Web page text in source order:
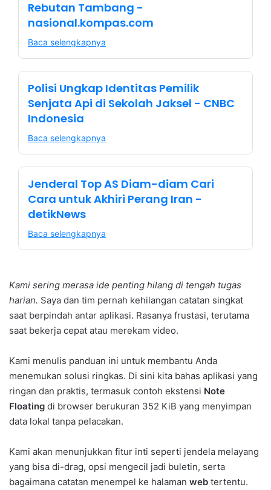
Rebutan Tambang -
nasional.kompas.com
Baca selengkapnya
Polisi Ungkap Identitas Pemilik
Senjata Api di Sekolah Jaksel - CNBC
Indonesia
Baca selengkapnya
Jenderal Top AS Diam-diam Cari
Cara untuk Akhiri Perang Iran -
detikNews
Baca selengkapnya
Kami sering merasa ide penting hilang di tengah tugas
harian. Saya dan tim pernah kehilangan catatan singkat
saat berpindah antar aplikasi. Rasanya frustasi, terutama
saat bekerja cepat atau merekam video.
Kami menulis panduan ini untuk membantu Anda
menemukan solusi ringkas. Di sini kita bahas aplikasi yang
ringan dan praktis, termasuk contoh ekstensi Note
Floating di browser berukuran 352 KiB yang menyimpan
data lokal tanpa pelacakan.
Kami akan menunjukkan fitur inti seperti jendela melayang
yang bisa di-drag, opsi mengecil jadi buletin, serta
bagaimana catatan menempel ke halaman web tertentu.